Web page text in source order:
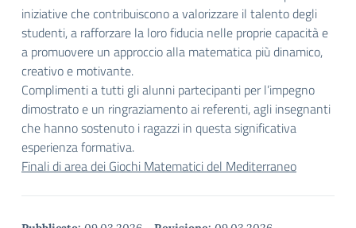
iniziative che contribuiscono a valorizzare il talento degli
studenti, a rafforzare la loro fiducia nelle proprie capacità e
a promuovere un approccio alla matematica più dinamico,
creativo e motivante.
Complimenti a tutti gli alunni partecipanti per l’impegno
dimostrato e un ringraziamento ai referenti, agli insegnanti
che hanno sostenuto i ragazzi in questa significativa
esperienza formativa.
Finali di area dei Giochi Matematici del Mediterraneo